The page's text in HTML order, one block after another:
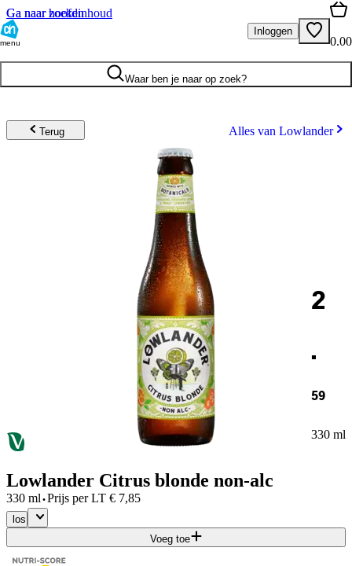
Ga naar hoofdinhoud
Ga naar zoeken
menu
Inloggen
0.00
Waar ben je naar op zoek?
Terug Alles van Lowlander
2
.
59
330 ml
Lowlander Citrus blonde non-alc
330 ml·Prijs per LT € 7,85
los
Voeg toe